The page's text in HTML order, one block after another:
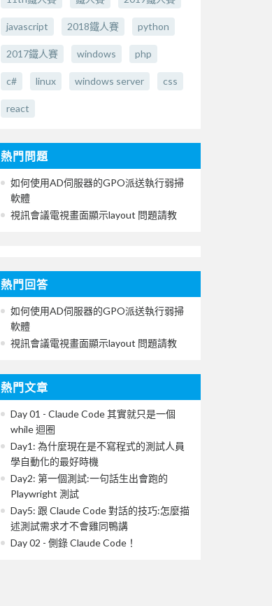
javascript 2018鐵人賽 python
2017鐵人賽 windows php
c# linux windows server css
react
熱門問題
如何使用AD伺服器的GPO派送執行弱掃
軟體
視訊會議電視畫面顯示layout 問題請教
熱門回答
如何使用AD伺服器的GPO派送執行弱掃
軟體
視訊會議電視畫面顯示layout 問題請教
熱門文章
Day 01 - Claude Code 其實就只是一個
while 迴圈
Day1: 為什麼現在是不寫程式的測試人員
學自動化的最好時機
Day2: 第一個測試:一句話生出會跑的
Playwright 測試
Day5: 跟 Claude Code 對話的技巧:怎麼描
述測試需求才不會雞同鴨講
Day 02 - 側錄 Claude Code！